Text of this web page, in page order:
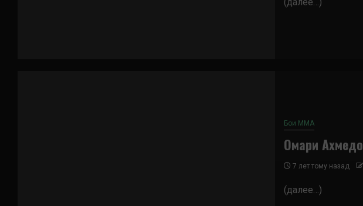
Бои ММА
Омари
7 лет тому назад
(далее…)